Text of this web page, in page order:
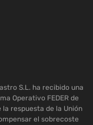
S.L. ha recibido una
Operativo FEDER de
respuesta de la Unión
el sobrecoste